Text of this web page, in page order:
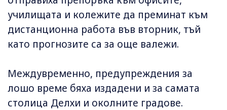
училищата и колежите да преминат към
дистанционна работа във вторник, тъй
като прогнозите са за още валежи.
Междувременно, предупреждения за
лошо време бяха издадени и за самата
столица Делхи и околните градове.